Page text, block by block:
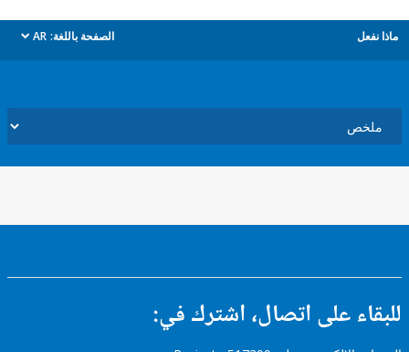
الصفحة باللغة: AR
dropdown
على اتصال، اشترك في: